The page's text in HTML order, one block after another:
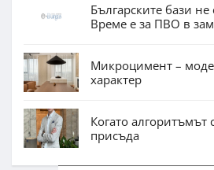
Българските бази не
Време е за ПВО в
Микроцимент –
характер
Когато алгоритъмът
присъда